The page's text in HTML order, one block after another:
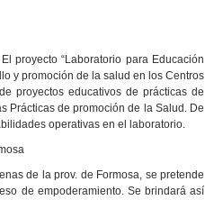
proyecto “Laboratorio para Educación
y promoción de la salud en los Centros
proyectos educativos de prácticas de
Prácticas de promoción de la Salud. De
operativas en el laboratorio.
de la prov. de Formosa, se pretende
de empoderamiento. Se brindará así